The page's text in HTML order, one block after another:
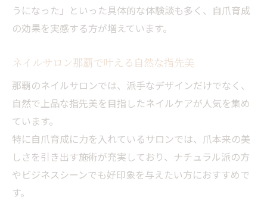
うになった」といった具体的な体験談も多く、自爪育成
の効果を実感する方が増えています。
ネイルサロン那覇で叶える自然な指先美
那覇のネイルサロンでは、派手なデザインだけでなく、
自然で上品な指先美を目指したネイルケアが人気を集め
ています。
特に自爪育成に力を入れているサロンでは、爪本来の美
しさを引き出す施術が充実しており、ナチュラル派の方
やビジネスシーンでも好印象を与えたい方におすすめで
す。